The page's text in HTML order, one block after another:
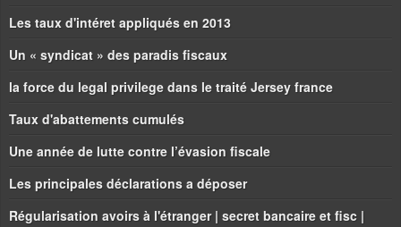
Les taux d'intéret appliqués en 2013
Un « syndicat » des paradis fiscaux
la force du legal privilege dans le traité Jersey france
Taux d'abattements cumulés
Une année de lutte contre l’évasion fiscale
Les principales déclarations a déposer
Régularisation avoirs à l'étranger | secret bancaire et fisc |